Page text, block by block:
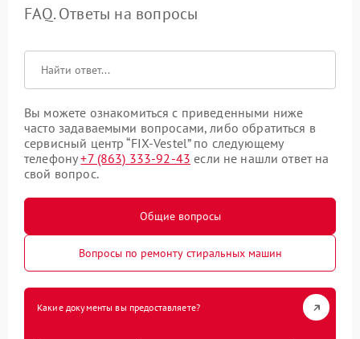
FAQ. Ответы на вопросы
Вы можете ознакомиться с приведенными ниже
часто задаваемыми вопросами, либо обратиться в
сервисный центр “FIX-Vestel” по следующему
телефону+7 (863) 333-92-43 если не нашли ответ на
свой вопрос.
Общие вопросы
Вопросы по ремонту стиральных машин
Какие документы вы предоставляете?